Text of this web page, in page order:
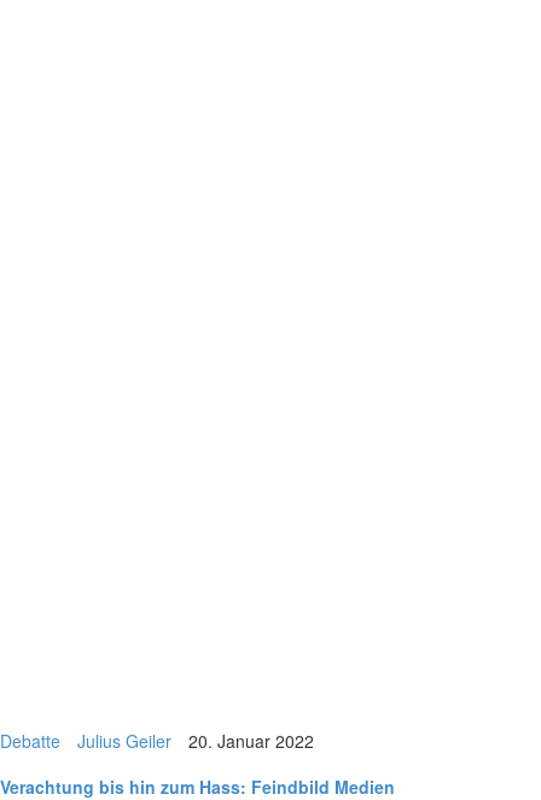
Debatte Julius Geiler 20. Januar 2022
Ver­ach­tung bis hin zum Hass: Feind­bild Medien